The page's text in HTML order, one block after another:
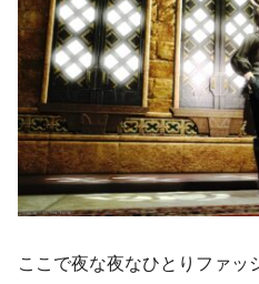
ここで夜な夜なひとりファッ